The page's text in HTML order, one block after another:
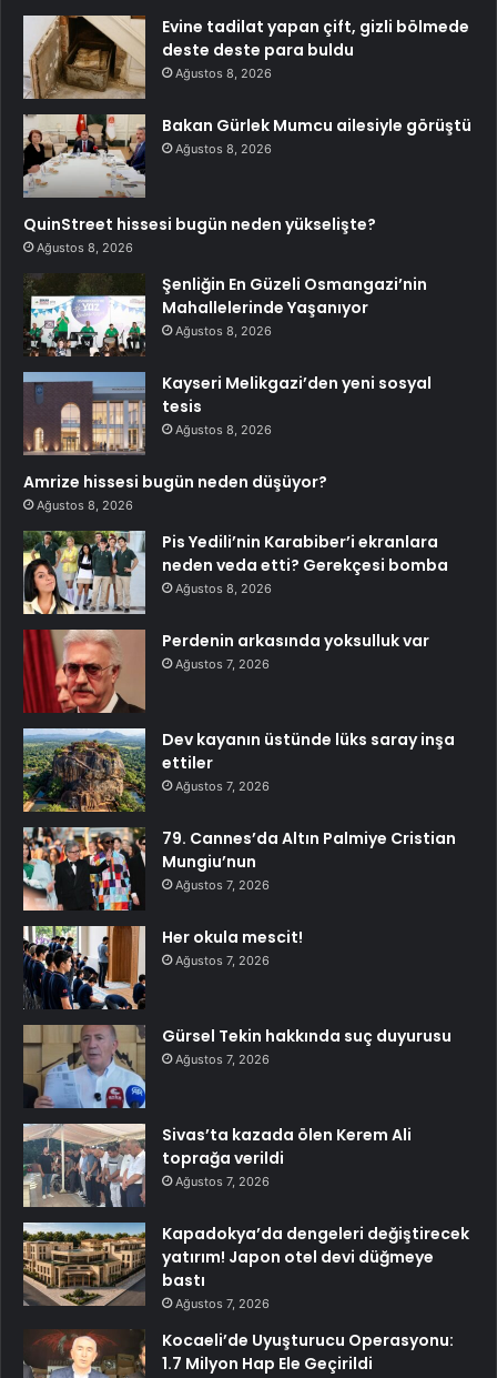
Evine tadilat yapan çift, gizli bölmede
deste deste para buldu
Ağustos 8, 2026
Bakan Gürlek Mumcu ailesiyle görüştü
Ağustos 8, 2026
QuinStreet hissesi bugün neden yükselişte?
Ağustos 8, 2026
Şenliğin En Güzeli Osmangazi’nin
Mahallelerinde Yaşanıyor
Ağustos 8, 2026
Kayseri Melikgazi’den yeni sosyal
tesis
Ağustos 8, 2026
Amrize hissesi bugün neden düşüyor?
Ağustos 8, 2026
Pis Yedili’nin Karabiber’i ekranlara
neden veda etti? Gerekçesi bomba
Ağustos 8, 2026
Perdenin arkasında yoksulluk var
Ağustos 7, 2026
Dev kayanın üstünde lüks saray inşa
ettiler
Ağustos 7, 2026
79. Cannes’da Altın Palmiye Cristian
Mungiu’nun
Ağustos 7, 2026
Her okula mescit!
Ağustos 7, 2026
Gürsel Tekin hakkında suç duyurusu
Ağustos 7, 2026
Sivas’ta kazada ölen Kerem Ali
toprağa verildi
Ağustos 7, 2026
Kapadokya’da dengeleri değiştirecek
yatırım! Japon otel devi düğmeye
bastı
Ağustos 7, 2026
Kocaeli’de Uyuşturucu Operasyonu:
1.7 Milyon Hap Ele Geçirildi